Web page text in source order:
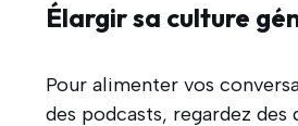
Élargir sa culture
Pour alimenter vos
des podcasts, regardez des